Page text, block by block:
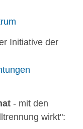
Initiative der
- mit den
wirkt":